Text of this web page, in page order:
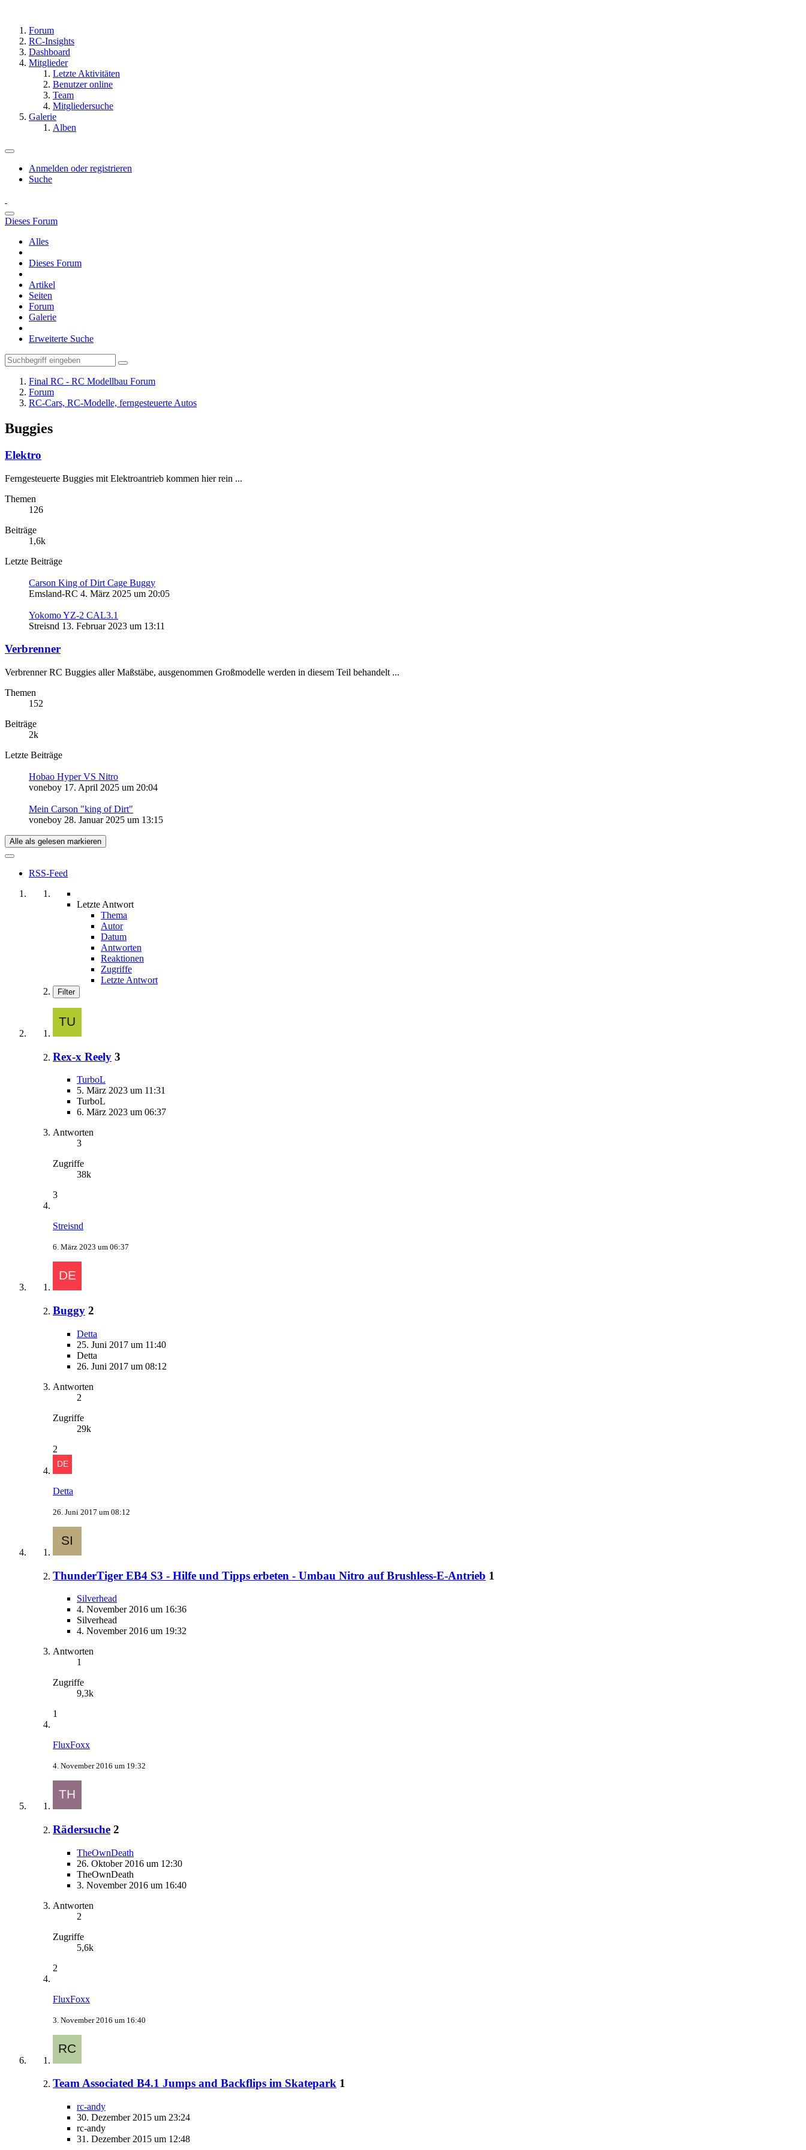
Forum
RC-Insights
Dashboard
Mitglieder
Letzte Aktivitäten
Benutzer online
Team
Mitgliedersuche
Galerie
Alben
Anmelden oder registrieren
Suche
Dieses Forum
Alles
Dieses Forum
Artikel
Seiten
Forum
Galerie
Erweiterte Suche
Final RC - RC Modellbau Forum
Forum
RC-Cars, RC-Modelle, ferngesteuerte Autos
Buggies
Elektro
Ferngesteuerte Buggies mit Elektroantrieb kommen hier rein ...
Themen
126
Beiträge
1,6k
Letzte Beiträge
Carson King of Dirt Cage Buggy
Emsland-RC 4. März 2025 um 20:05
Yokomo YZ-2 CAL3.1
Streisnd 13. Februar 2023 um 13:11
Verbrenner
Verbrenner RC Buggies aller Maßstäbe, ausgenommen Großmodelle werden in diesem Teil behandelt ...
Themen
152
Beiträge
2k
Letzte Beiträge
Hobao Hyper VS Nitro
voneboy 17. April 2025 um 20:04
Mein Carson "king of Dirt"
voneboy 28. Januar 2025 um 13:15
Alle als gelesen markieren
RSS-Feed
Letzte Antwort
Thema
Autor
Datum
Antworten
Reaktionen
Zugriffe
Letzte Antwort
Filter
Rex-x Reely 3
TurboL
5. März 2023 um 11:31
TurboL
6. März 2023 um 06:37
Antworten
3
Zugriffe
38k
3
Streisnd
6. März 2023 um 06:37
Buggy 2
Detta
25. Juni 2017 um 11:40
Detta
26. Juni 2017 um 08:12
Antworten
2
Zugriffe
29k
2
Detta
26. Juni 2017 um 08:12
ThunderTiger EB4 S3 - Hilfe und Tipps erbeten - Umbau Nitro auf Brushless-E-Antrieb 1
Silverhead
4. November 2016 um 16:36
Silverhead
4. November 2016 um 19:32
Antworten
1
Zugriffe
9,3k
1
FluxFoxx
4. November 2016 um 19:32
Rädersuche 2
TheOwnDeath
26. Oktober 2016 um 12:30
TheOwnDeath
3. November 2016 um 16:40
Antworten
2
Zugriffe
5,6k
2
FluxFoxx
3. November 2016 um 16:40
Team Associated B4.1 Jumps and Backflips im Skatepark 1
rc-andy
30. Dezember 2015 um 23:24
rc-andy
31. Dezember 2015 um 12:48